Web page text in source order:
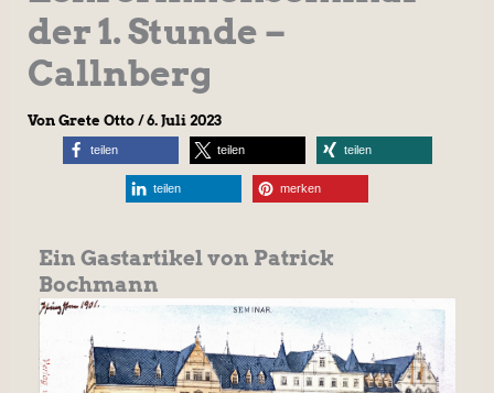
der 1. Stunde –
Callnberg
Von Grete Otto /6. Juli 2023
teilen teilen teilen
teilen merken
Ein Gastartikel von Patrick
Bochmann